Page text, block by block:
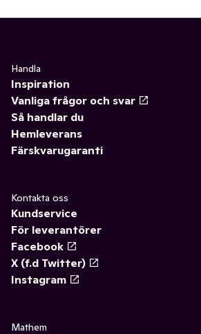
Handla
Inspiration
Vanliga frågor och svar
Så handlar du
Hemleverans
Färskvarugaranti
Kontakta oss
Kundservice
För leverantörer
Facebook
X (f.d Twitter)
Instagram
Mathem